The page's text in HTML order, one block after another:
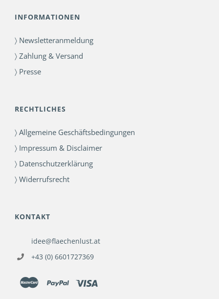
INFORMATIONEN
〉 Newsletteranmeldung
〉 Zahlung & Versand
〉 Presse
RECHTLICHES
〉 Allgemeine Geschäftsbedingungen
〉 Impressum & Disclaimer
〉 Datenschutzerklärung
〉 Widerrufsrecht
KONTAKT
idee@flaechenlust.at
+43 (0) 6601727369